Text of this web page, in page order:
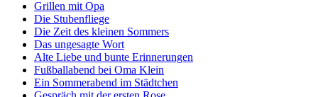
Grillen mit Opa
Die Stubenfliege
Die Zeit des kleinen Sommers
Das ungesagte Wort
Alte Liebe und bunte Erinnerungen
Fußballabend bei Oma Klein
Ein Sommerabend im Städtchen